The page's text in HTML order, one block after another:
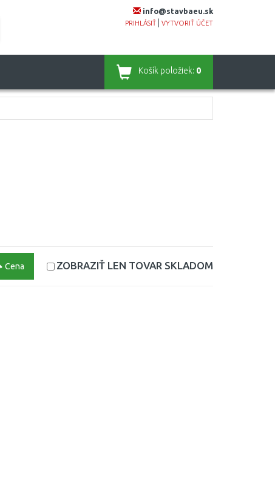
info@stavbaeu.sk
PRIHLÁSIŤ VYTVORIŤ ÚČET
Košík položiek: 0
Cena ZOBRAZIŤ LEN TOVAR SKLADOM